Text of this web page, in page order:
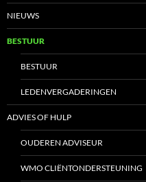
NIEUWS
BESTUUR
BESTUUR
LEDENVERGADERINGEN
ADVIES OF HULP
OUDEREN ADVISEUR
WMO CLIËNTONDERSTEUNING